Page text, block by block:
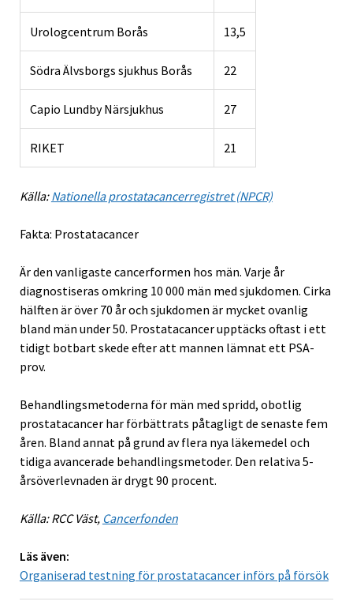
Urologcentrum Borås 13,5
Södra Älvsborgs sjukhus Borås 22
Capio Lundby Närsjukhus 27
RIKET 21
Källa:Nationella prostatacancerregistret (NPCR)
Fakta: Prostatacancer
Är den vanligaste cancerformen hos män. Varje år
diagnostiseras omkring 10 000 män med sjukdomen. Cirka
hälften är över 70 år och sjukdomen är mycket ovanlig
bland män under 50. Prostatacancer upptäcks oftast i ett
tidigt botbart skede efter att mannen lämnat ett PSA-
prov.
Behandlingsmetoderna för män med spridd, obotlig
prostatacancer har förbättrats påtagligt de senaste fem
åren. Bland annat på grund av flera nya läkemedel och
tidiga avancerade behandlingsmetoder. Den relativa 5-
årsöverlevnaden är drygt 90 procent.
Källa: RCC Väst, Cancerfonden
Läs även:
Organiserad testning för prostatacancer införs på försök